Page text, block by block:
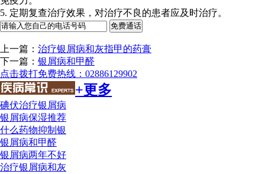
5. 定期复查治疗效果，对治疗不良的患者应及时治疗。
上一篇： 治疗银屑病和灰指甲的药膏
下一篇： 银屑病和甲醛
点击拨打免费热线：02886129902
+更多
碘伏治疗银屑病
银屑病保湿推荐
什么药物抑制银
银屑病和甲醛
银屑病两年不好
治疗银屑病和灰